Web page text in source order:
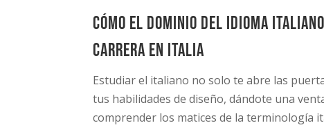
Cómo el dominio del idioma
carrera en italia
Estudiar el italiano no solo te abre las
tus habilidades de diseño, dándote una
comprender los matices de la terminología